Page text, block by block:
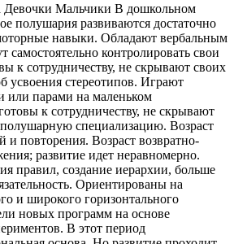
Девочки Мальчики В дошкольном
полушария развиваются достаточно
навыки. Обладают вербальным
контролировать свои
к сотрудничеству, не скрывают своих
усвоения стереотипов. Играют
или парами на маленьком
к сотрудничеству, не скрывают
специализацию. Возраст
повторения. Возраст возвратно-
развитие идет неравномерно.
правил, создание иерархии, больше
Ориентированы на
и широкого горизонтального
новых программ на основе
В этот период